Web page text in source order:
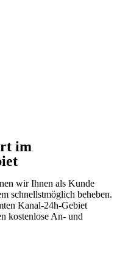
im
wir Ihnen als Kunde
schnellstmöglich beheben.
Kanal-24h-Gebiet
kostenlose An- und